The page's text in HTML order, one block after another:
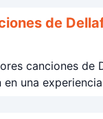
de
canciones de
una